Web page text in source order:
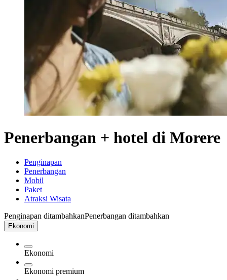
Penerbangan + hotel di Morere
Penginapan
Penerbangan
Mobil
Paket
Atraksi Wisata
Penginapan ditambahkanPenerbangan ditambahkan
Ekonomi
Ekonomi
Ekonomi premium